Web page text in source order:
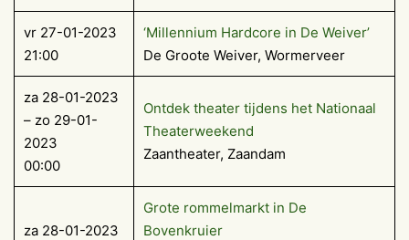
vr 27-01-2023
21:00
‘Millennium Hardcore in De Weiver’
De Groote Weiver, Wormerveer
za 28-01-2023
– zo 29-01-
2023
00:00
Ontdek theater tijdens het Nationaal
Theaterweekend
Zaantheater, Zaandam
za 28-01-2023
Grote rommelmarkt in De
Bovenkruier